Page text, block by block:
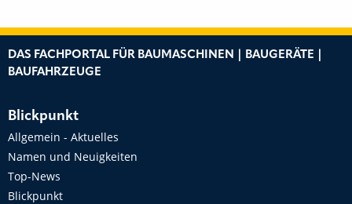
DAS FACHPORTAL FÜR BAUMASCHINEN | BAUGERÄTE |
BAUFAHRZEUGE
Blickpunkt
Allgemein - Aktuelles
Namen und Neuigkeiten
Top-News
Blickpunkt